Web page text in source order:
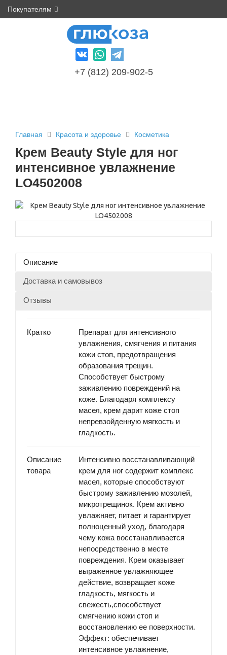
Покупателям
+7 (812) 209-902-5
Главная Красота и здоровье Косметика
Крем Beauty Style для ног
интенсивное увлажнение
LO4502008
Описание
Доставка и самовывоз
Отзывы
Кратко
Препарат для интенсивного
увлажнения, смягчения и питания
кожи стоп, предотвращения
образования трещин.
Способствует быстрому
заживлению повреждений на
коже. Благодаря комплексу
масел, крем дарит коже стоп
непревзойденную мягкость и
гладкость.
Описание
товара
Интенсивно восстанавливающий
крем для ног содержит комплекс
масел, которые способствуют
быстрому заживлению мозолей,
микротрещинок. Крем активно
увлажняет, питает и гарантирует
полноценный уход, благодаря
чему кожа восстанавливается
непосредственно в месте
повреждения. Крем оказывает
выраженное увлажняющее
действие, возвращает коже
гладкость, мягкость и
свежесть,способствует
смягчению кожи стоп и
восстановлению ее поверхности.
Эффект: обеспечивает
интенсивное увлажнение,